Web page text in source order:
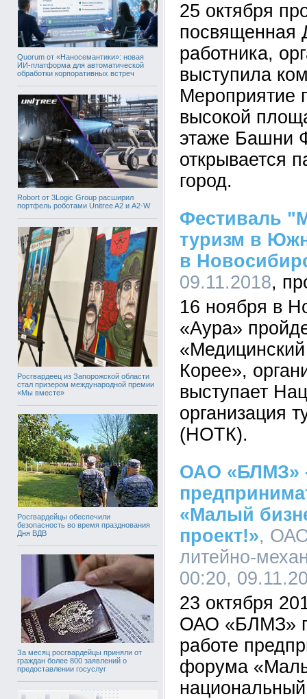
Quorum от «Наносемантики»: новая
ИИ-платформа для автоматической
обработки корпоративных встреч
Robort от 3Logic Group расширил
портфель роботами Unitree A2 и A2-W
Росгвардеец из Запорожской области
стал призером международной премии
«Мы вместе»
Росгвардейцы обеспечили
безопасность во время празднования
Дня ВДВ
За месяц росгвардейцы приняли от
граждан более 800 заявлений о
предоставлении госуслуг
25 октября
посвященная
работника,
выступила
Мероприятие
высокой
этаже Башни
открывается
город.
Фестиваль
туризм в
в
09.11.2018
16 ноября в
«Аура»
Корее»,
выступает
организация
(НОТК).
ОАО «БЛМЗ»
«Малый
проект!»,
литейно-
00:20,
23 октября
ОАО «БЛМЗ»
работе
форума